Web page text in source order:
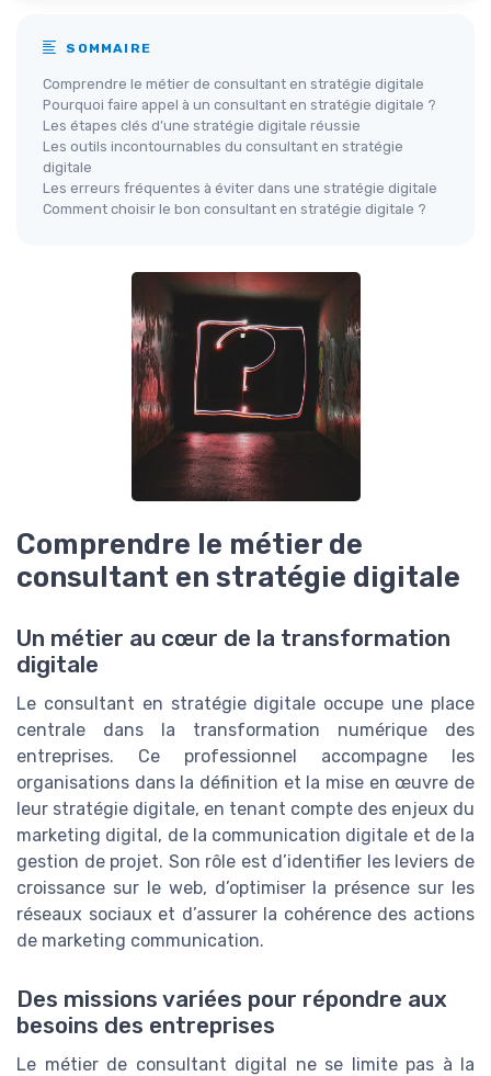
SOMMAIRE
Comprendre le métier de consultant en stratégie digitale
Pourquoi faire appel à un consultant en stratégie digitale ?
Les étapes clés d’une stratégie digitale réussie
Les outils incontournables du consultant en stratégie
digitale
Les erreurs fréquentes à éviter dans une stratégie digitale
Comment choisir le bon consultant en stratégie digitale ?
Comprendre le métier de
consultant en stratégie digitale
Un métier au cœur de la transformation
digitale
Le consultant en stratégie digitale occupe une place
centrale dans la transformation numérique des
entreprises. Ce professionnel accompagne les
organisations dans la définition et la mise en œuvre de
leur stratégie digitale, en tenant compte des enjeux du
marketing digital, de la communication digitale et de la
gestion de projet. Son rôle est d’identifier les leviers de
croissance sur le web, d’optimiser la présence sur les
réseaux sociaux et d’assurer la cohérence des actions
de marketing communication.
Des missions variées pour répondre aux
besoins des entreprises
Le métier de consultant digital ne se limite pas à la